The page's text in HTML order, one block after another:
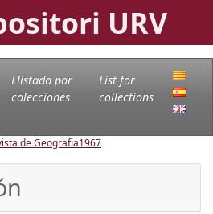
URV
Llistado por
colecciones
List for
collections
de Geografia1967